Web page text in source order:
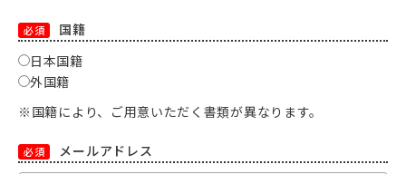
必須
国籍
日本国籍
外国籍
※国籍により、ご用意いただく書類が異なります。
必須 メールアドレス